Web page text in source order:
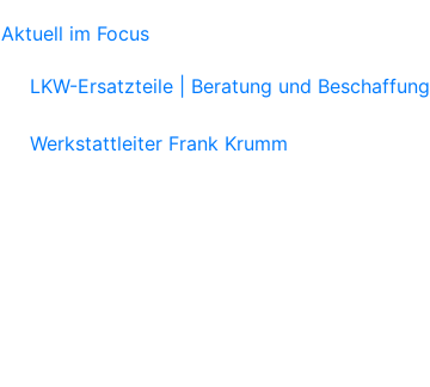
Aktuell im Focus
LKW-Ersatzteile | Beratung und Beschaffung
Werkstattleiter Frank Krumm